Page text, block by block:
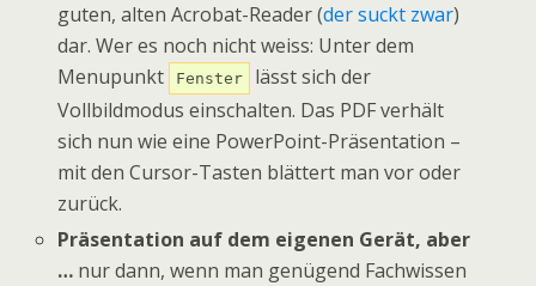
guten, alten Acrobat-Reader (der suckt zwar)
dar. Wer es noch nicht weiss: Unter dem
Menupunkt
Fenster
lässt sich der
Vollbildmodus einschalten. Das PDF verhält
sich nun wie eine PowerPoint-Präsentation –
mit den Cursor-Tasten blättert man vor oder
zurück.
Präsentation auf dem eigenen Gerät, aber
… nur dann, wenn man genügend Fachwissen